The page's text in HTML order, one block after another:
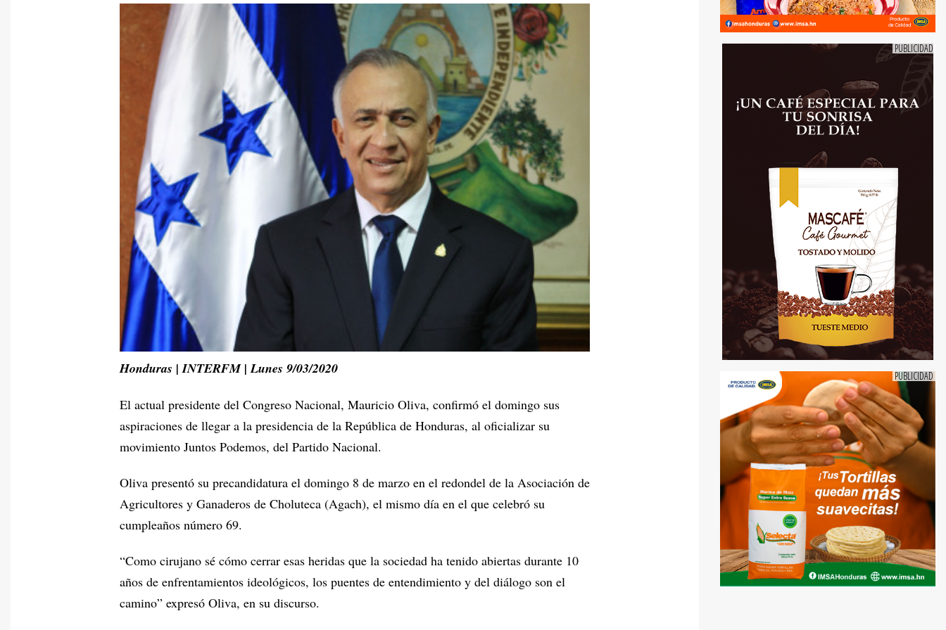
Honduras | INTERFM | Lunes 9/03/2020
El actual presidente del Congreso Nacional, Mauricio Oliva, confirmó el domingo sus
aspiraciones de llegar a la presidencia de la República de Honduras, al oficializar su
movimiento Juntos Podemos, del Partido Nacional.
Oliva presentó su precandidatura el domingo 8 de marzo en el redondel de la Asociación de
Agricultores y Ganaderos de Choluteca (Agach), el mismo día en el que celebró su
cumpleaños número 69.
“Como cirujano sé cómo cerrar esas heridas que la sociedad ha tenido abiertas durante 10
años de enfrentamientos ideológicos, los puentes de entendimiento y del diálogo son el
camino” expresó Oliva, en su discurso.